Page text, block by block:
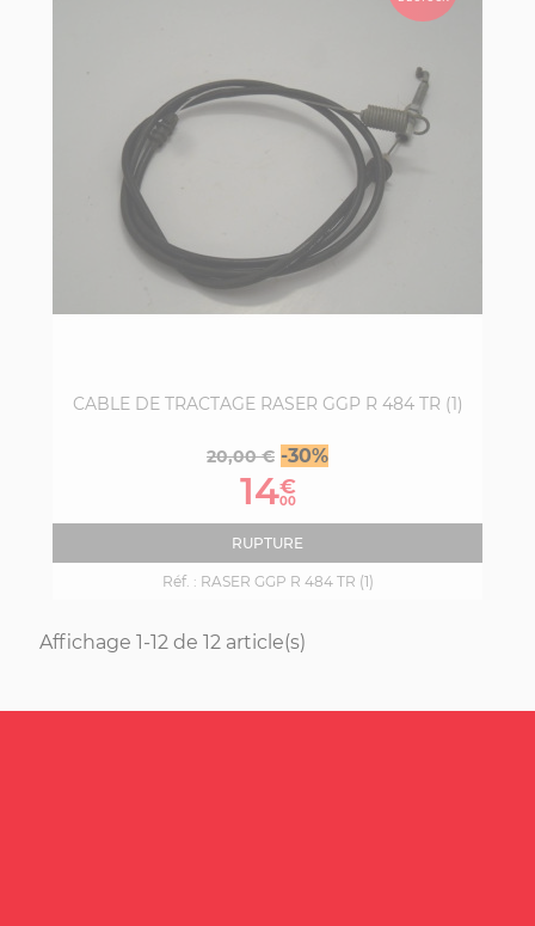
CABLE DE TRACTAGE RASER GGP R 484 TR (1)
Prix
base
20,00 € -30%Prix
14€
00
RUPTURE
Réf. : RASER GGP R 484 TR (1)
Affichage 1-12 de 12 article(s)